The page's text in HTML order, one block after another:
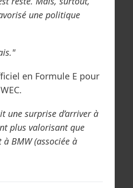
une politique
en Formule E pour
une surprise d’arriver à
plus valorisant que
BMW (associée à